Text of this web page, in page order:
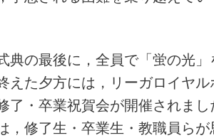
典の最後に，全員で「蛍の光
えた夕方には，リーガロイヤ
了・卒業祝賀会が開催されま
，修了生・卒業生・教職員ら